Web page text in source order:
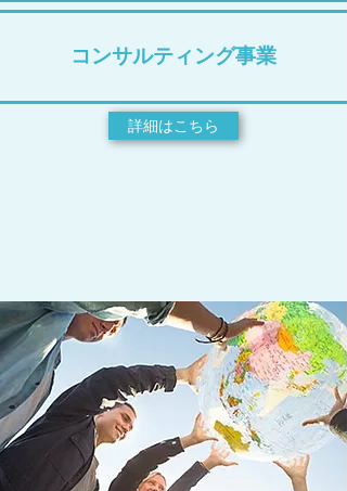
コンサルティング事業
詳細はこちら